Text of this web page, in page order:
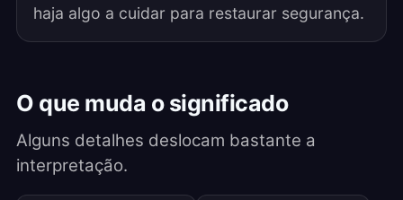
haja algo a cuidar para restaurar segurança.
O que muda o significado
Alguns detalhes deslocam bastante a
interpretação.